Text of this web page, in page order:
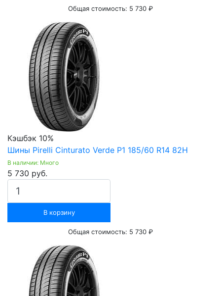
Общая стоимость: 5 730 ₽
Кэшбэк 10%
Шины Pirelli Cinturato Verde P1 185/60 R14 82H
В наличии: Много
5 730 руб.
В корзину
Общая стоимость: 5 730 ₽